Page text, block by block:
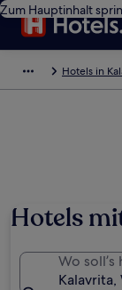
Zum Hauptinhalt
Hotels in
Hotels
Wo soll’s